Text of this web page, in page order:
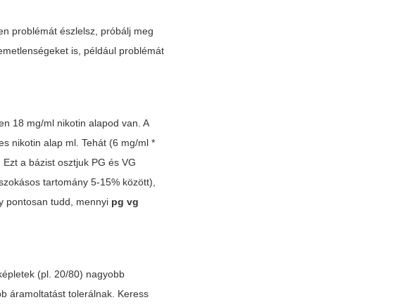
problémát észlelsz, próbálj meg
is, például problémát
18 mg/ml nikotin alapod van. A
nikotin alap ml. Tehát (6 mg/ml *
a bázist osztjuk PG és VG
tartomány 5-15% között),
pontosan tudd, mennyi pg vg
(pl. 20/80) nagyobb
áramoltatást tolerálnak. Keress